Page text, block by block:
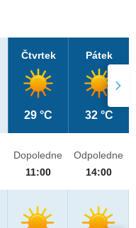
Čtvrtek
29 °C
Pátek
32 °C
Dopoledne
11:00
Odpoledne
14:00